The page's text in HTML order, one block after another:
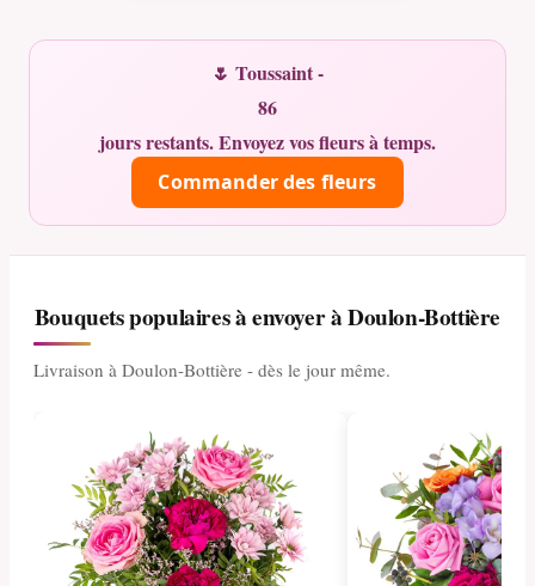
🌷 Toussaint -
86
jours restants. Envoyez vos fleurs à temps.
Commander des fleurs
Bouquets populaires à envoyer à Doulon-Bottière
Livraison à Doulon-Bottière - dès le jour même.